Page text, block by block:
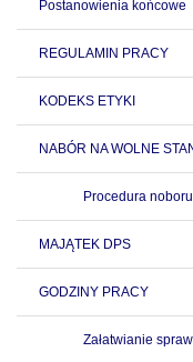
Postanowienia końcowe
REGULAMIN PRACY
KODEKS ETYKI
NABÓR NA WOLNE
Procedura
MAJĄTEK DPS
GODZINY PRACY
Załatwianie spraw